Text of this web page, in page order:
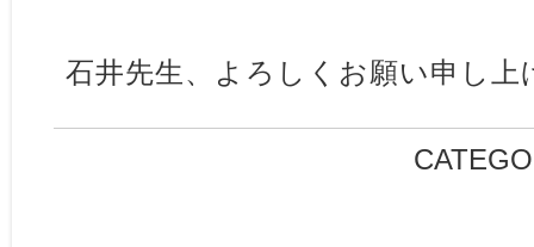
石井先生、よろしくお願い申し上